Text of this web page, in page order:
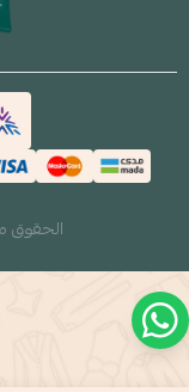
الحقوق